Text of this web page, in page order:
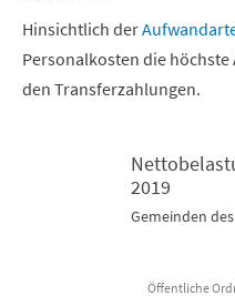
Hinsichtlich der
Personalkosten die
den Transferzahlungen.
Nettobelastung nach
Gemeinden des Kantons
2019
Gemeinden
Öffentliche